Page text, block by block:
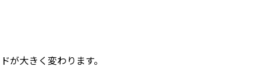
が大きく変わります。